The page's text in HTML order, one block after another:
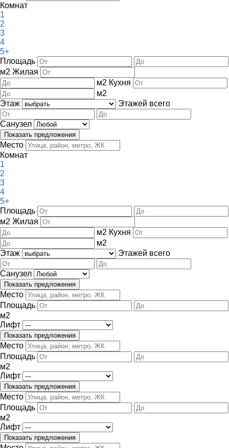
Комнат
1
2
3
4
5+
Площадь
м2 Жилая
м2 Кухня
м2
Этаж
Этажей всего
Санузел
Место
Комнат
1
2
3
4
5+
Площадь
м2 Жилая
м2 Кухня
м2
Этаж
Этажей всего
Санузел
Место
Площадь
м2
Лифт
Место
Площадь
м2
Лифт
Место
Площадь
м2
Лифт